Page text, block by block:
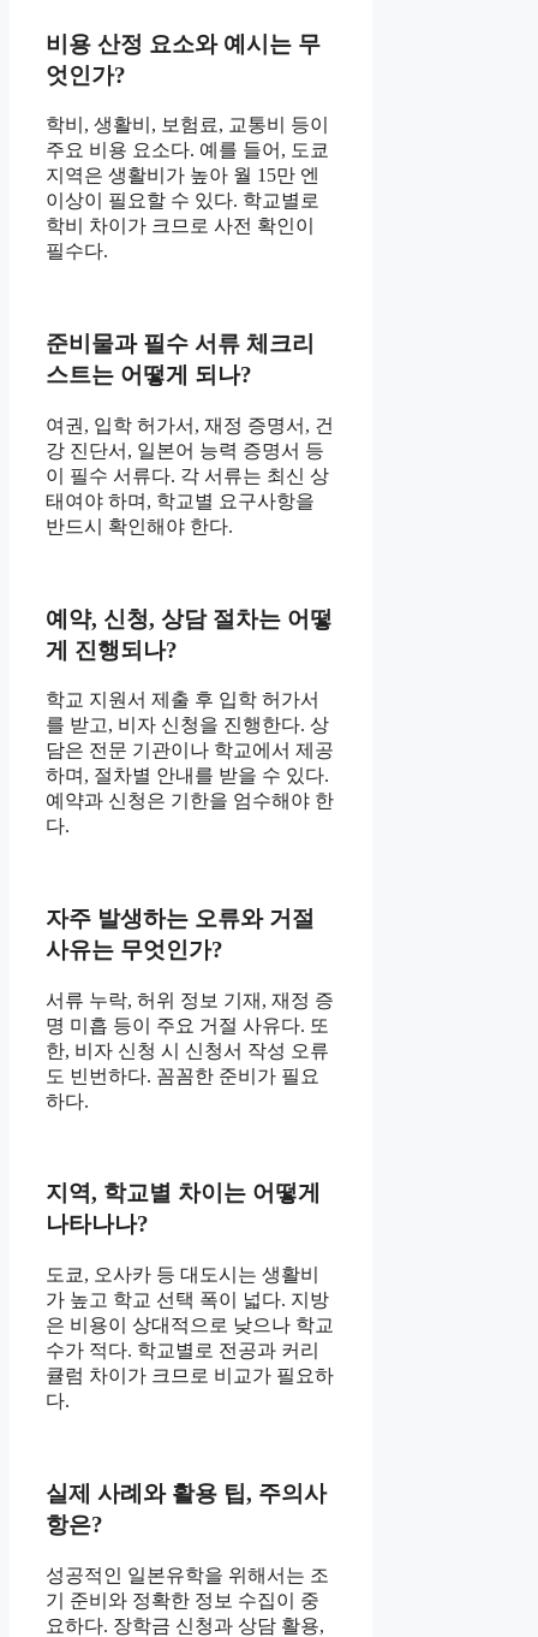
비용 산정 요소와 예시는 무
엇인가?
학비, 생활비, 보험료, 교통비 등이
주요 비용 요소다. 예를 들어, 도쿄
지역은 생활비가 높아 월 15만 엔
이상이 필요할 수 있다. 학교별로
학비 차이가 크므로 사전 확인이
필수다.
준비물과 필수 서류 체크리
스트는 어떻게 되나?
여권, 입학 허가서, 재정 증명서, 건
강 진단서, 일본어 능력 증명서 등
이 필수 서류다. 각 서류는 최신 상
태여야 하며, 학교별 요구사항을
반드시 확인해야 한다.
예약, 신청, 상담 절차는 어떻
게 진행되나?
학교 지원서 제출 후 입학 허가서
를 받고, 비자 신청을 진행한다. 상
담은 전문 기관이나 학교에서 제공
하며, 절차별 안내를 받을 수 있다.
예약과 신청은 기한을 엄수해야 한
다.
자주 발생하는 오류와 거절
사유는 무엇인가?
서류 누락, 허위 정보 기재, 재정 증
명 미흡 등이 주요 거절 사유다. 또
한, 비자 신청 시 신청서 작성 오류
도 빈번하다. 꼼꼼한 준비가 필요
하다.
지역, 학교별 차이는 어떻게
나타나나?
도쿄, 오사카 등 대도시는 생활비
가 높고 학교 선택 폭이 넓다. 지방
은 비용이 상대적으로 낮으나 학교
수가 적다. 학교별로 전공과 커리
큘럼 차이가 크므로 비교가 필요하
다.
실제 사례와 활용 팁, 주의사
항은?
성공적인 일본유학을 위해서는 조
기 준비와 정확한 정보 수집이 중
요하다. 장학금 신청과 상담 활용,